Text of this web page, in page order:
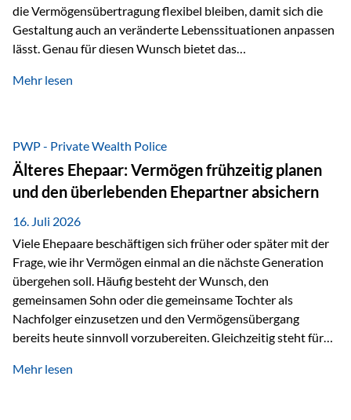
die Vermögensübertragung flexibel bleiben, damit sich die
Gestaltung auch an veränderte Lebenssituationen anpassen
lässt. Genau für diesen Wunsch bietet das
Vienna-Life eine interessante Lösung. Es ermöglicht,
Ausgangssituation Stellen Sie sich folgende Familie vor: Die
Großeltern haben über viele Jahre Vermögen aufgebaut. Ihr
Wunsch ist es, dieses Vermögen nicht nur den eigenen
Kindern, sondern langfristig auch den Enkeln zukommen zu…
Mehr lesen
PWP - Private Wealth Police
Älteres Ehepaar: Vermögen frühzeitig planen
und den überlebenden Ehepartner absichern
16. Juli 2026
Viele Ehepaare beschäftigen sich früher oder später mit der
Frage, wie ihr Vermögen einmal an die nächste Generation
übergehen soll. Häufig besteht der Wunsch, den
gemeinsamen Sohn oder die gemeinsame Tochter als
Nachfolger einzusetzen und den Vermögensübergang
bereits heute sinnvoll vorzubereiten. Gleichzeitig steht für
passiert, wenn einer der beiden verstirbt? Der überlebende
Mehr lesen